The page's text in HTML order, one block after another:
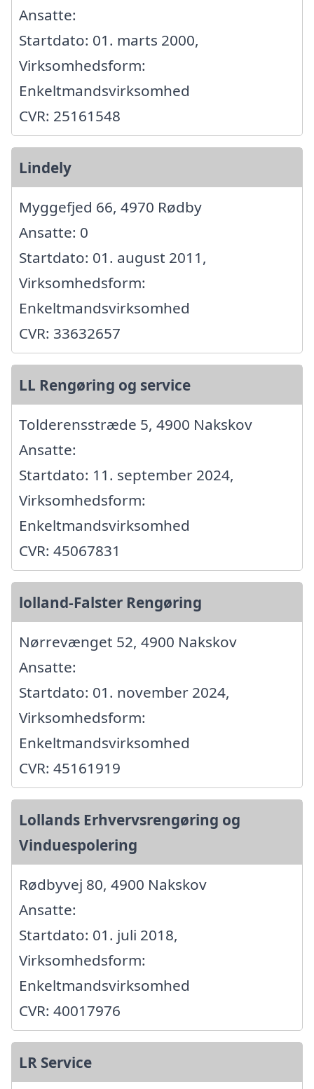
Ansatte:
Startdato: 01. marts 2000,
Virksomhedsform:
Enkeltmandsvirksomhed
CVR: 25161548
Lindely
Myggefjed 66, 4970 Rødby
Ansatte: 0
Startdato: 01. august 2011,
Virksomhedsform:
Enkeltmandsvirksomhed
CVR: 33632657
LL Rengøring og service
Tolderensstræde 5, 4900 Nakskov
Ansatte:
Startdato: 11. september 2024,
Virksomhedsform:
Enkeltmandsvirksomhed
CVR: 45067831
lolland-Falster Rengøring
Nørrevænget 52, 4900 Nakskov
Ansatte:
Startdato: 01. november 2024,
Virksomhedsform:
Enkeltmandsvirksomhed
CVR: 45161919
Lollands Erhvervsrengøring og
Vinduespolering
Rødbyvej 80, 4900 Nakskov
Ansatte:
Startdato: 01. juli 2018,
Virksomhedsform:
Enkeltmandsvirksomhed
CVR: 40017976
LR Service